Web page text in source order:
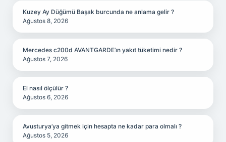
Kuzey Ay Düğümü Başak burcunda ne anlama gelir ?
Ağustos 8, 2026
Mercedes c200d AVANTGARDE’ın yakıt tüketimi nedir ?
Ağustos 7, 2026
El nasıl ölçülür ?
Ağustos 6, 2026
Avusturya’ya gitmek için hesapta ne kadar para olmalı ?
Ağustos 5, 2026